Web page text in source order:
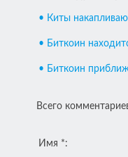
• Киты
• Биткоин
• Биткоин
Всего
Имя *: